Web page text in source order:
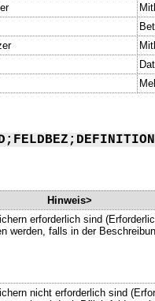
Hinweis>
erforderlich sind
werden, falls in der
nicht erforderlich sind